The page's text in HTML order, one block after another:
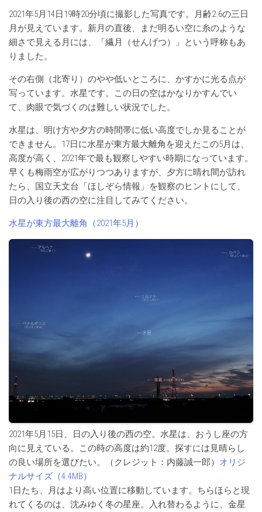
2021年5月14日19時20分頃に撮影した写真です。月齢2.6の三日
月が見えています。新月の直後、まだ明るい空に糸のような
細さで見える月には、「繊月（せんげつ）」という呼称もあ
りました。
その右側（北寄り）のやや低いところに、かすかに光る点が
写っています。水星です。この日の空はかなりかすんでい
て、肉眼で気づくのは難しい状況でした。
水星は、明け方や夕方の時間帯に低い高度でしか見ることが
できません。17日に水星が東方最大離角を迎えたこの5月は、
高度が高く、2021年で最も観察しやすい時期になっています。
早くも梅雨空が広がりつつありますが、夕方に晴れ間が訪れ
たら、国立天文台「ほしぞら情報」を観察のヒントにして、
日の入り後の西の空に注目してみてください。
水星が東方最大離角（2021年5月）
2021年5月15日、日の入り後の西の空。水星は、おうし座の方
向に見えている。この時の高度は約12度。探すには見晴らし
の良い場所を選びたい。（クレジット：内藤誠一郎） オリジ
ナルサイズ（4.4MB）
1日たち、月はより高い位置に移動しています。ちらほらと現
れてくるのは、沈みゆく冬の星座。入れ替わるように、金星